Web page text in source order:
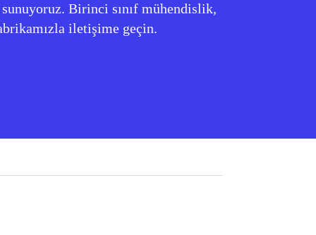
Birinci sınıf mühendislik,
iletişime geçin.